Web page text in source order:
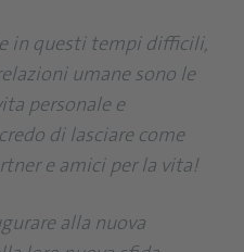
in questi tempi difficili,
umane sono le
personale e
di lasciare come
e amici per la vita!
alla nuova